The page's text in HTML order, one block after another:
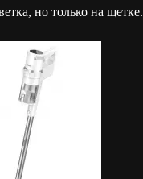
но только на щетке.